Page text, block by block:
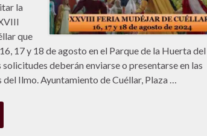
la
que
17 y 18 de agosto en el Parque de la Huerta del
solicitudes deberán enviarse o presentarse en las
Ilmo. Ayuntamiento de Cuéllar, Plaza …